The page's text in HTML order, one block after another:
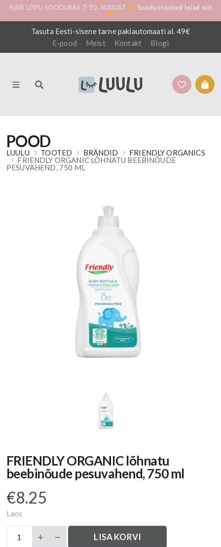
SUVE LÕPU SOODUKAS 7-10. AUGUST Soodustooted leiad siit
Tasuta Eesti-sisene tarne pakiautomaati al. 49€
E-pood
Meist Kontakt Blogi
POOD
LUULU TOOTED BRÄNDID
FRIENDLY ORGANICS
FRIENDLY ORGANIC LÕHNATU BEEBINÕUDE
PESUVAHEND, 750 ML
FRIENDLY ORGANIC lõhnatu
beebinõude pesuvahend, 750 ml
€8.25
Laos
ORGANIC
LISA KORVI